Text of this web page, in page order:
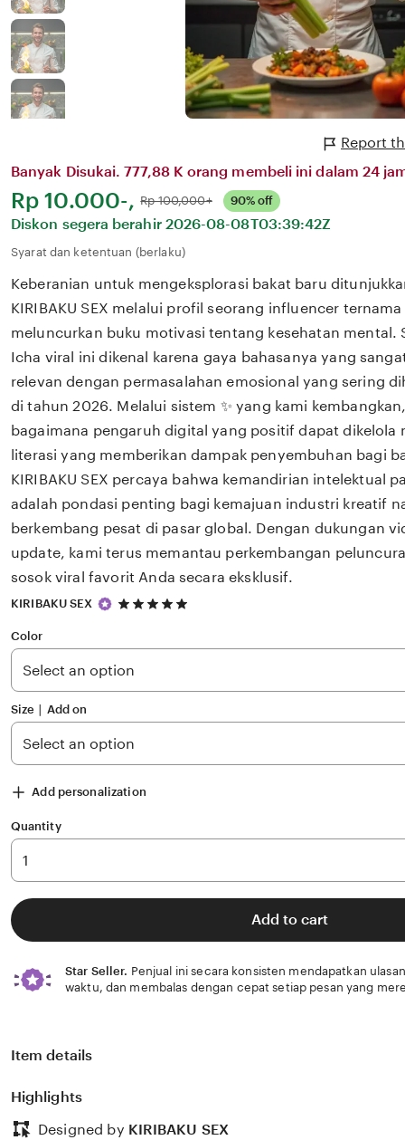
Report
Banyak Disukai. 777,88 K orang membeli ini dalam 24
Harga:
Rp 10.000-, Normal:
Rp 100,000+ 90% off
Diskon segera berahir 2026-08-08T03:39:42Z
Syarat dan ketentuan (berlaku)
Keberanian untuk mengeksplorasi bakat baru
KIRIBAKU SEX melalui profil seorang influencer
meluncurkan buku motivasi tentang kesehatan mental.
Icha viral ini dikenal karena gaya bahasanya yang
relevan dengan permasalahan emosional yang sering
di tahun 2026. Melalui sistem ✨ yang kami
bagaimana pengaruh digital yang positif dapat dikelola
literasi yang memberikan dampak penyembuhan bagi
KIRIBAKU SEX percaya bahwa kemandirian intelektual
adalah pondasi penting bagi kemajuan industri kreatif
berkembang pesat di pasar global. Dengan dukungan
update, kami terus memantau perkembangan
sosok viral favorit Anda secara eksklusif.
KIRIBAKU SEX
5
5
stars
Color
Size ∣ Add on
Add personalization
Quantity
Add to cart
Star Seller. Penjual ini secara konsisten mendapatkan
waktu, dan membalas dengan cepat setiap pesan yang
Item details
Highlights
Designed by KIRIBAKU SEX